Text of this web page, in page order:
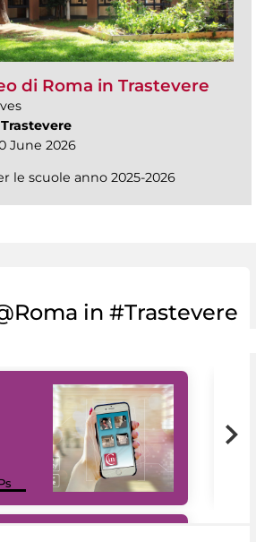
di Roma in Trastevere
June 2026
le scuole anno 2025-2026
in #Trastevere